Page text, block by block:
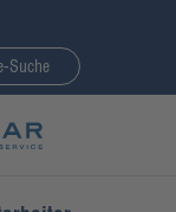
Suche